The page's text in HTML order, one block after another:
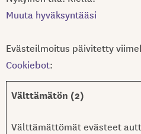
Muuta hyväksyntääsi
Evästeilmoitus päivitetty
Cookiebot:
Välttämätön (2)
Välttämättömät evästeet